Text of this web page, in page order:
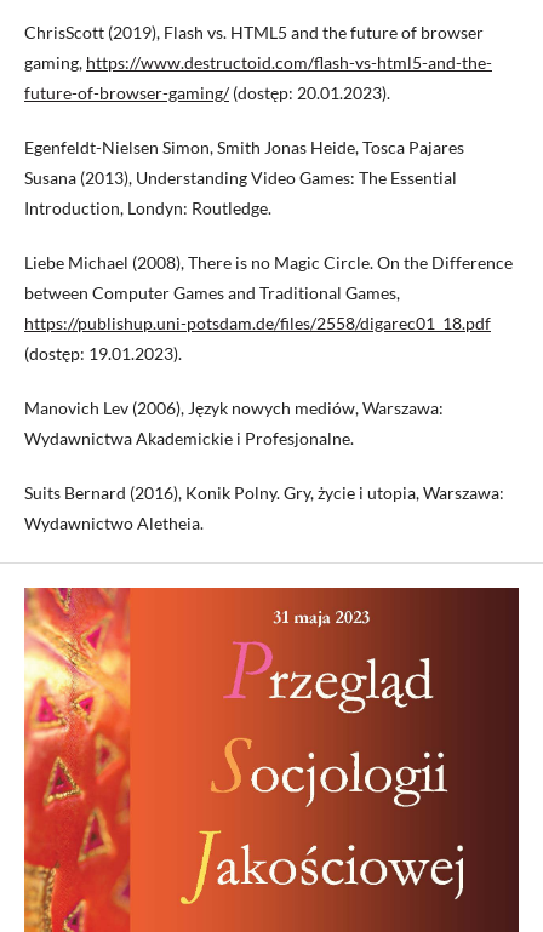
ChrisScott (2019), Flash vs. HTML5 and the future of browser
gaming, https://www.destructoid.com/flash-vs-html5-and-the-
future-of-browser-gaming/(dostęp: 20.01.2023).
Egenfeldt-Nielsen Simon, Smith Jonas Heide, Tosca Pajares
Susana (2013), Understanding Video Games: The Essential
Introduction, Londyn: Routledge.
Liebe Michael (2008), There is no Magic Circle. On the Difference
between Computer Games and Traditional Games,
https://publishup.uni-potsdam.de/files/2558/digarec01_18.pdf
(dostęp: 19.01.2023).
Manovich Lev (2006), Język nowych mediów, Warszawa:
Wydawnictwa Akademickie i Profesjonalne.
Suits Bernard (2016), Konik Polny. Gry, życie i utopia, Warszawa:
Wydawnictwo Aletheia.